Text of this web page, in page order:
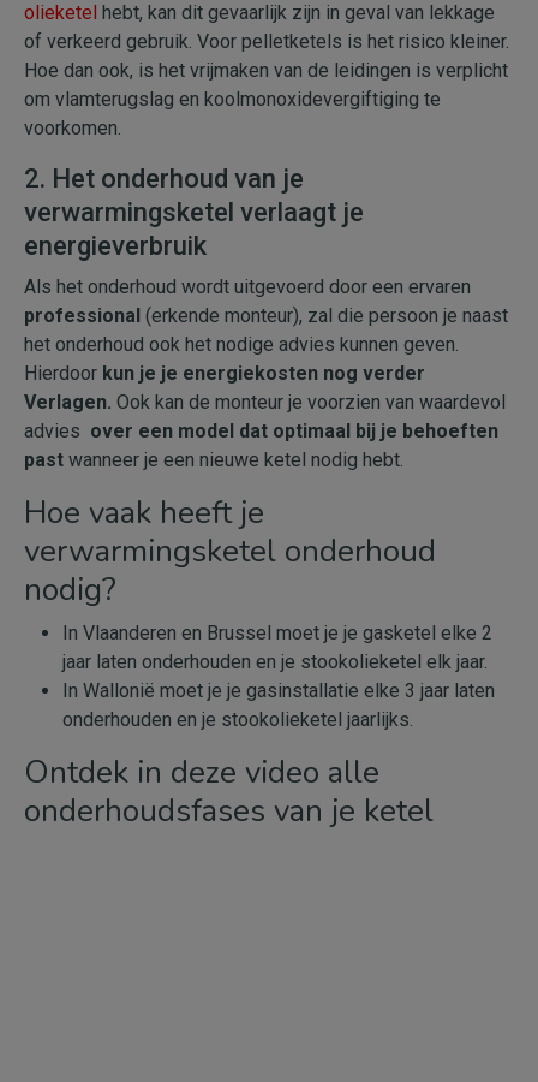
olieketel hebt, kan dit gevaarlijk zijn in geval van lekkage
of verkeerd gebruik. Voor pelletketels is het risico kleiner.
Hoe dan ook, is het vrijmaken van de leidingen is verplicht
om vlamterugslag en koolmonoxidevergiftiging te
voorkomen.
2. Het onderhoud van je
verwarmingsketel verlaagt je
energieverbruik
Als het onderhoud wordt uitgevoerd door een ervaren
professional (erkende monteur), zal die persoon je naast
het onderhoud ook het nodige advies kunnen geven.
Hierdoor kun je je energiekosten nog verder
Verlagen. Ook kan de monteur je voorzien van waardevol
advies over een model dat optimaal bij je behoeften
past wanneer je een nieuwe ketel nodig hebt.
Hoe vaak heeft je
verwarmingsketel onderhoud
nodig?
In Vlaanderen en Brussel moet je je gasketel elke 2
jaar laten onderhouden en je stookolieketel elk jaar.
In Wallonië moet je je gasinstallatie elke 3 jaar laten
onderhouden en je stookolieketel jaarlijks.
Ontdek in deze video alle
onderhoudsfases van je ketel